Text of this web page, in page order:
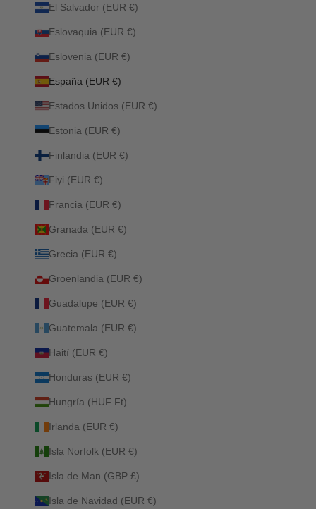
El Salvador (EUR €)
Eslovaquia (EUR €)
Eslovenia (EUR €)
España (EUR €)
Estados Unidos (EUR €)
Estonia (EUR €)
Finlandia (EUR €)
Fiyi (EUR €)
Francia (EUR €)
Granada (EUR €)
Grecia (EUR €)
Groenlandia (EUR €)
Guadalupe (EUR €)
Guatemala (EUR €)
Haití (EUR €)
Honduras (EUR €)
Hungría (HUF Ft)
Irlanda (EUR €)
Isla Norfolk (EUR €)
Isla de Man (GBP £)
Isla de Navidad (EUR €)